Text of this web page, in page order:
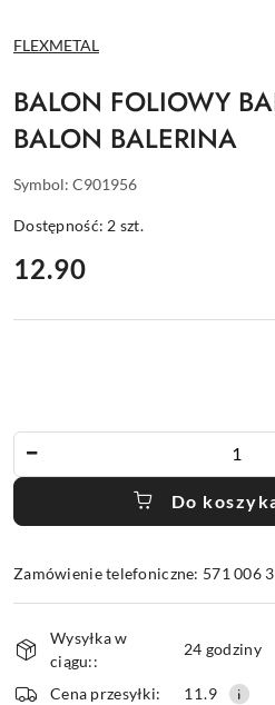
NAZWA
PRODUCENTA:
FLEXMETAL
BALON FOLIOWY
BALON BALERINA
Symbol: C901956
Dostępność: 2 szt.
cena:
12.90
Do
Zamówienie telefoniczne: 571 006
Dostępność
i
dostawa
Wysyłka w
ciągu::
24 godziny
Cena przesyłki: 11.9